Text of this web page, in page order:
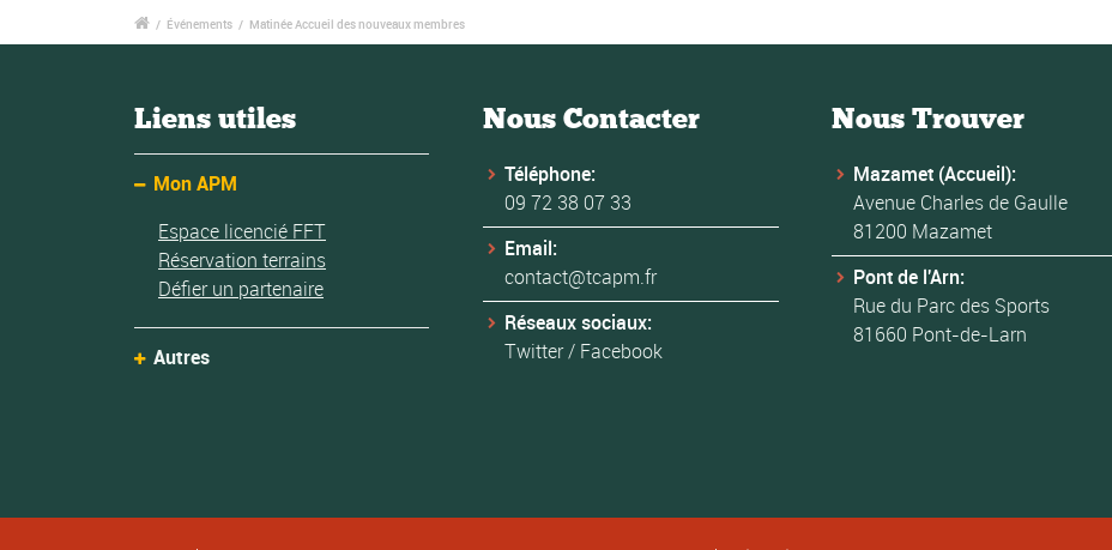
/ Événements / Matinée Accueil des nouveaux membres
Liens utiles
Mon APM
Espace licencié FFT
Réservation terrains
Défier un partenaire
Autres
Nous Contacter
Téléphone:
09 72 38 07 33
Email:
contact@tcapm.fr
Réseaux sociaux:
Twitter/ Facebook
Nous Trouver
Mazamet (Accueil):
Avenue Charles de Gaulle
81200 Mazamet
Pont de l'Arn:
Rue du Parc des Sports
81660 Pont-de-Larn